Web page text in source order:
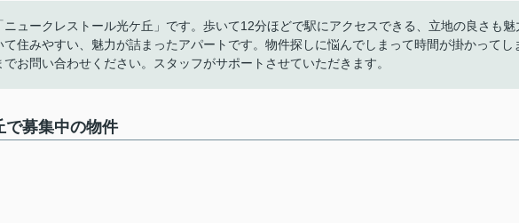
ュークレストール光ケ丘」です。歩いて12分ほどで駅にアクセスできる、立地の良さも魅
住みやすい、魅力が詰まったアパートです。物件探しに悩んでしまって時間が掛かってし
お問い合わせください。スタッフがサポートさせていただきます。
で募集中の物件